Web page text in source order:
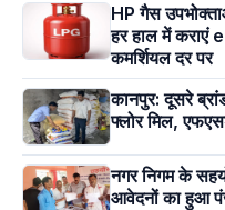
HP गैस
हर हाल में कराएं
कमर्शियल दर पर
कानपुर: दूसरे
फ्लोर मिल,
नगर निगम के
आवेदनों का हुआ